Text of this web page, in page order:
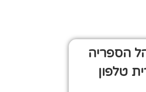
הספריה
טלפון